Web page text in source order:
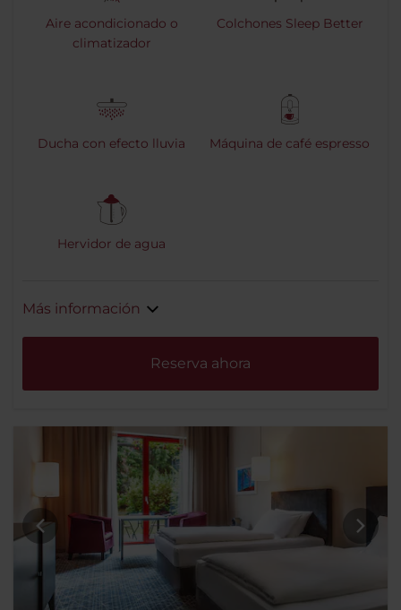
Aire acondicionado o
climatizador
Colchones Sleep Better
Ducha con efecto lluvia Máquina de café espresso
Hervidor de agua
Más información
Reserva ahora